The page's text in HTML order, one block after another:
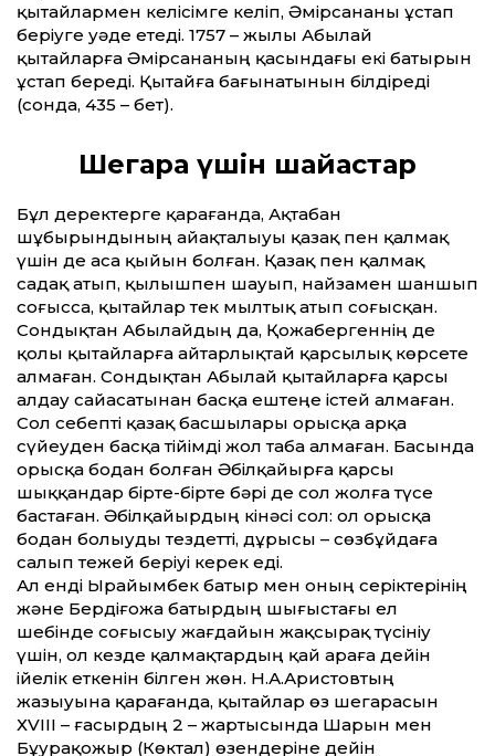
қытайлармен келісімге келіп, Әмірсананы ұстап
беріуге уәде етеді. 1757 – жылы Абылай
қытайларға Әмірсананың қасындағы екі батырын
ұстап береді. Қытайға бағынатынын білдіреді
(сонда, 435 – бет).
Шегара үшін шайқастар
Бұл деректерге қарағанда, Ақтабан
шұбырындының айақталыуы қазақ пен қалмақ
үшін де аса қыйын болған. Қазақ пен қалмақ
садақ атып, қылышпен шауып, найзамен шаншып
соғысса, қытайлар тек мылтық атып соғысқан.
Сондықтан Абылайдың да, Қожабергеннің де
қолы қытайларға айтарлықтай қарсылық көрсете
алмаған. Сондықтан Абылай қытайларға қарсы
алдау сайасатынан басқа ештеңе істей алмаған.
Сол себепті қазақ басшылары орысқа арқа
сүйеуден басқа тійімді жол таба алмаған. Басында
орысқа бодан болған Әбілқайырға қарсы
шыққандар бірте-бірте бәрі де сол жолға түсе
бастаған. Әбілқайырдың кінәсі сол: ол орысқа
бодан болыуды тездет­ті, дұрысы – сөзбұйдаға
салып тежей беріуі керек еді.
Ал енді Ырайымбек батыр мен оның серіктерінің
және Бердіғожа батырдың шығыстағы ел
шебінде соғысыу жағдайын жақсырақ түсініу
үшін, ол кезде қалмақтардың қай араға дейін
ійелік еткенін білген жөн. Н.А.Аристовтың
жазыуына қарағанда, қытайлар өз шегарасын
ХVIII – ғасырдың 2 – жартысында Шарын мен
Бұурақожыр (Көктал) өзендеріне дейін